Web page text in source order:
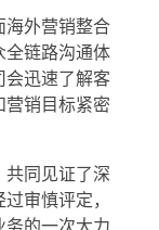
海外营销整合
全链路沟通体
会迅速了解客
营销目标紧密
共同见证了深
审慎评定，